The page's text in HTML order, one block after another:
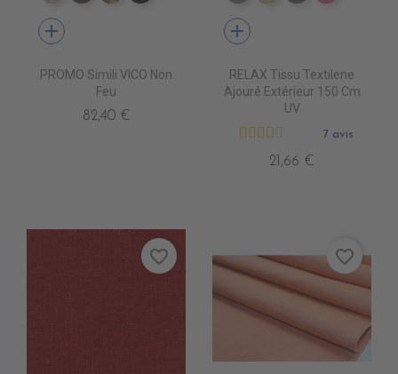
add
PROMO Simili VICO Non
Feu
82,40 €
add
RELAX Tissu Textilene
Ajouré Extérieur 150 Cm
UV
7 avis
21,66 €
favorite_border favorite_border